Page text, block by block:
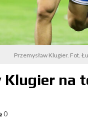
Przemysław Klugier. Fot.
Klugier na
0